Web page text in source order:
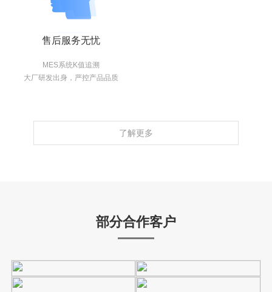
售后服务无忧
MES系统K值追溯
大厂研发出身，严控产品品质
了解更多
部分合作客户